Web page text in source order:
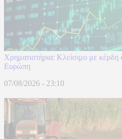
Χρηματιστήρια: Κλείσιμο με
Ευρώπη
07/08/2026 - 23:10